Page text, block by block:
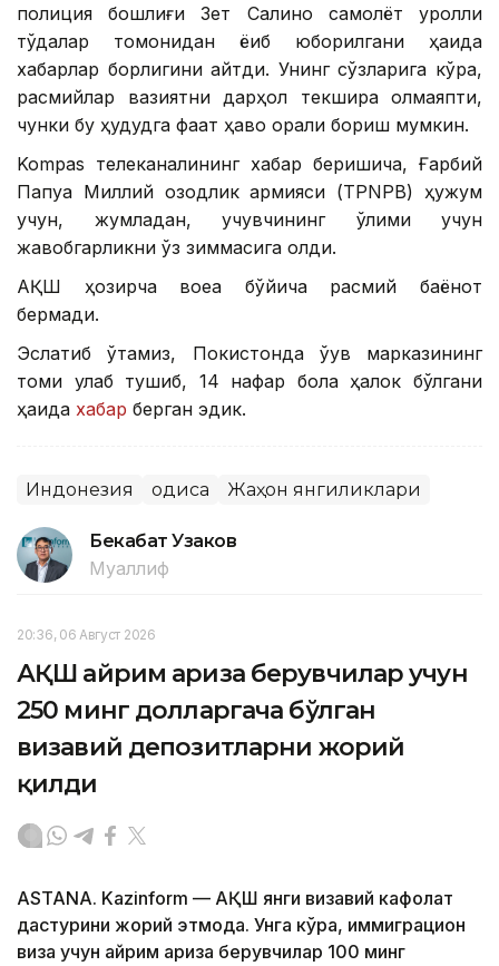
полиция бошлиғи Зет Салино самолёт қуролли
тўдалар томонидан ёқиб юборилгани ҳақида
хабарлар борлигини айтди. Унинг сўзларига кўра,
расмийлар вазиятни дарҳол текшира олмаяпти,
чунки бу ҳудудга фақат ҳаво орқали бориш мумкин.
Kompas телеканалининг хабар беришича, Ғарбий
Папуа Миллий озодлик армияси (TPNPB) ҳужум
учун, жумладан, учувчининг ўлими учун
жавобгарликни ўз зиммасига олди.
АҚШ ҳозирча воқеа бўйича расмий баёнот
бермади.
Эслатиб ўтамиз, Покистонда ўқув марказининг
томи қулаб тушиб, 14 нафар бола ҳалок бўлгани
ҳақида хабар берган эдик.
Индонезия Ҳодиса Жаҳон янгиликлари
Бекабат Узаков
Муаллиф
20:36, 06 Август 2026
АҚШ айрим ариза берувчилар учун
250 минг долларгача бўлган
визавий депозитларни жорий
қилди
ASTANA. Kazinform — АҚШ янги визавий кафолат
дастурини жорий этмоқда. Унга кўра, иммиграцион
виза учун айрим ариза берувчилар 100 минг